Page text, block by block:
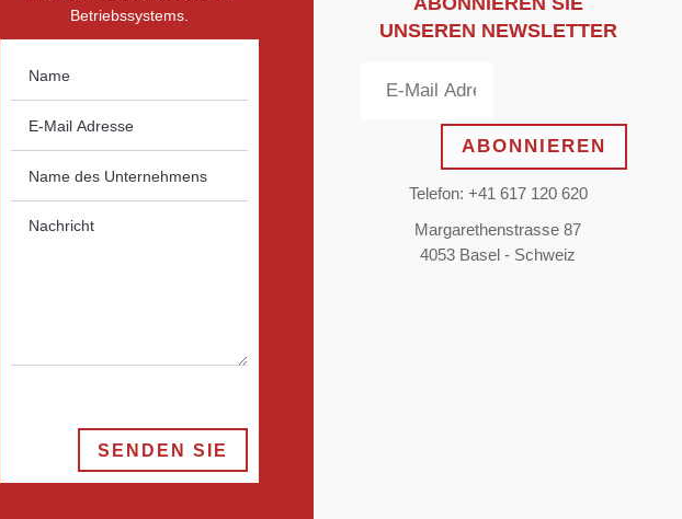
Betriebssystems.
SENDEN SIE
UNSEREN NEWSLETTER
ABONNIEREN
Telefon: +41 617 120 620
Margarethenstrasse 87
4053 Basel - Schweiz